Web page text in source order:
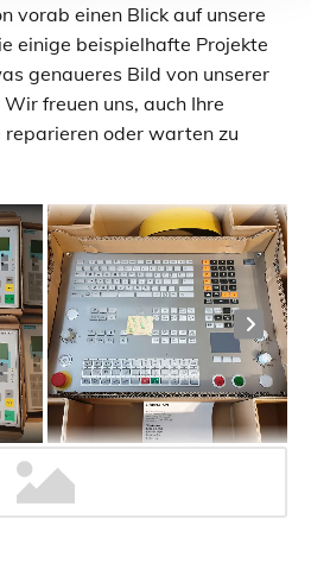
vorab einen Blick auf unsere
einige beispielhafte Projekte
genaueres Bild von unserer
freuen uns, auch Ihre
oder warten zu